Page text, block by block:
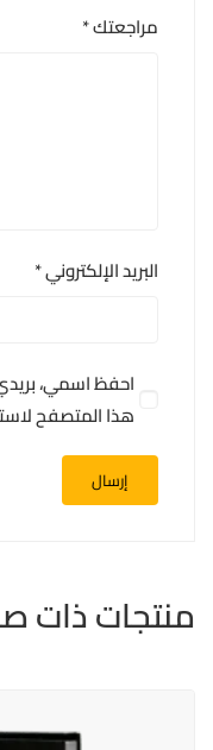
مراجعتك*
البريد الإلكتروني*
احفظ اسمي،
هذا المتصفح
منتجات ذات